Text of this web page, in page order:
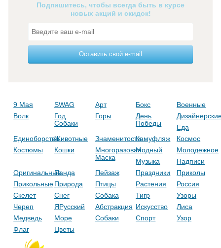
Подпишитесь, чтобы всегда быть в курсе
новых акций и скидок!
Оставить свой e-mail
9 Мая SWAG Арт Бокс
Военные
Волк
Год
Собаки
Горы
День
Победы
Еда
ЕдиноборстваЖивотные ЗнаменитостиКамуфляж
Космос
Костюмы
Кошки
Многоразовая
Маска
Модный
Молодежное
Музыка
Надписи
ОригинальныеПанда Пейзаж Праздники
Приколы
ПрикольныеПрирода Птицы Растения
Россия
Скелет
Снег Собака Тигр
Узоры
Череп
ЯРусский Абстракция Искусство
Лиса
Медведь
Море Собаки Спорт
Узор
Флаг
Цветы